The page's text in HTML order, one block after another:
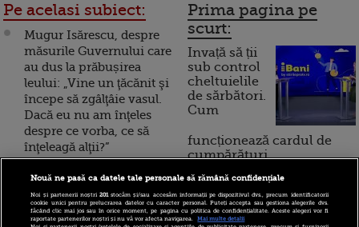
Pe acelasi subiect:
Mugur Isărescu, despre
măsurile Guvernului care
au dus la prăbușirea
leului: „Vine un ţăcănit şi
începe să zgâlţâie vasul.
Dacă eu nu am înţeles
despre ce vorba, ce să
înţeleagă alţii?”
BRD: Sistemul bancar
din România nu va putea
plăti noua taxă pe active.
ROBOR este influențat
Prima pagina pe
scurt:
Invață să ții
sub control
cheltuielile
de sărbători.
Cum
funcționează cardul de
cumpărături
Incont , site-ul Știrile Pro
TV de informații
Nouă ne pasă ca datele tale personale să rămână confidențiale
Noi și partenerii noștri201stocăm și/sau accesăm informații pe dispozitivul dvs., precum identificatorii
cookie unici pentru prelucrarea datelor cu caracter personal. Puteți accepta sau gestiona alegerile dvs.
făcând clic mai jos sau în orice moment, pe pagina cu politica de confidențialitate. Aceste alegeri vor fi
raportate partenerilor noștri și nu vă vor afecta navigarea.
Mai multe detalii